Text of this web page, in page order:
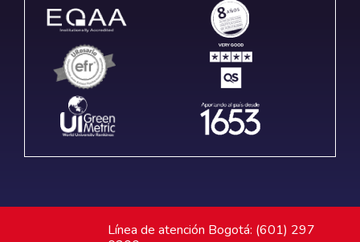
Línea de atención Bogotá: (601) 297